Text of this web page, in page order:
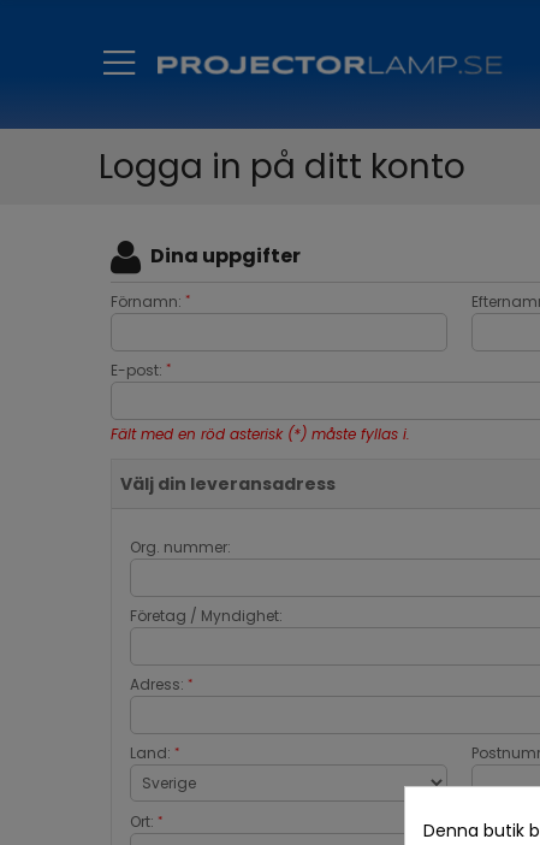
Logga in på ditt konto
Dina uppgifter
Förnamn: *
E-post: *
Fält med en röd asterisk (*) måste fyllas i.
Välj din leveransadress
Org. nummer:
Företag / Myndighet:
Adress: *
Land: *
Ort: *
Denna butik